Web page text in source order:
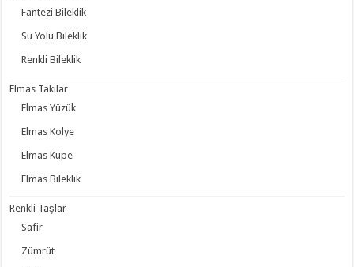
Fantezi Bileklik
Su Yolu Bileklik
Renkli Bileklik
Elmas Takılar
Elmas Yüzük
Elmas Kolye
Elmas Küpe
Elmas Bileklik
Renkli Taşlar
Safir
Zümrüt